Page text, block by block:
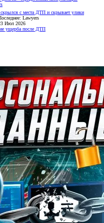
с места ДТП и скрывает улики
Lawyers
Июл 2026
ущерба после ДТП